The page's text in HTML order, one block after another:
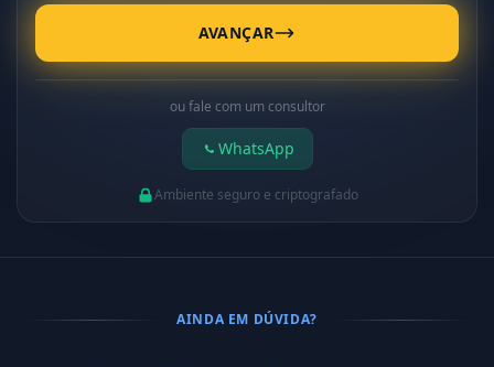
AVANÇAR
ou fale com um consultor
WhatsApp
Ambiente seguro e criptografado
AINDA EM DÚVIDA?